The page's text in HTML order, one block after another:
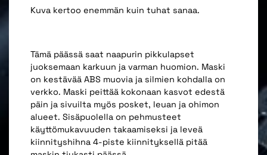
Kuva kertoo enemmän kuin tuhat sanaa.
Tämä päässä saat naapurin pikkulapset
juoksemaan karkuun ja varman huomion. Maski
on kestävää ABS muovia ja silmien kohdalla on
verkko. Maski peittää kokonaan kasvot edestä
päin ja sivuilta myös posket, leuan ja ohimon
alueet. Sisäpuolella on pehmusteet
käyttömukavuuden takaamiseksi ja leveä
kiinnityshihna 4-piste kiinnityksellä pitää